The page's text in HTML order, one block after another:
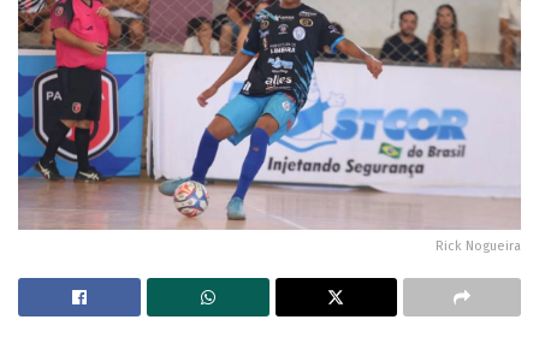
Rick Nogueira